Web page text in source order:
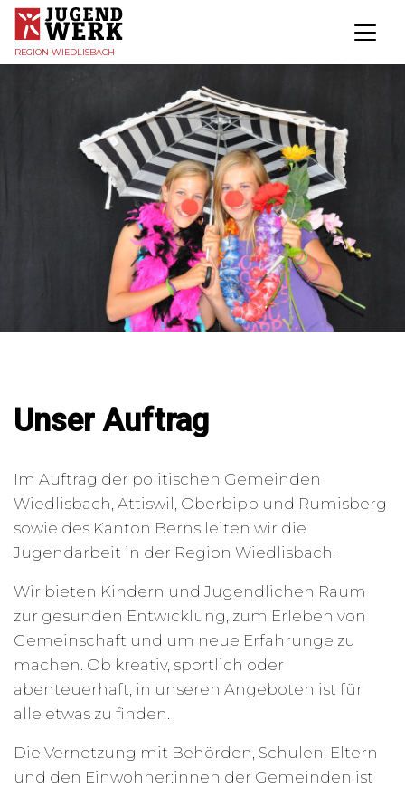
REGION WIEDLISBACH
Unser Auftrag
Im Auftrag der politischen Gemeinden
Wiedlisbach, Attiswil, Oberbipp und Rumisberg
sowie des Kanton Berns leiten wir die
Jugendarbeit in der Region Wiedlisbach.
Wir bieten Kindern und Jugendlichen Raum
zur gesunden Entwicklung, zum Erleben von
Gemeinschaft und um neue Erfahrunge zu
machen. Ob kreativ, sportlich oder
abenteuerhaft, in unseren Angeboten ist für
alle etwas zu finden.
Die Vernetzung mit Behörden, Schulen, Eltern
und den Einwohner:innen der Gemeinden ist